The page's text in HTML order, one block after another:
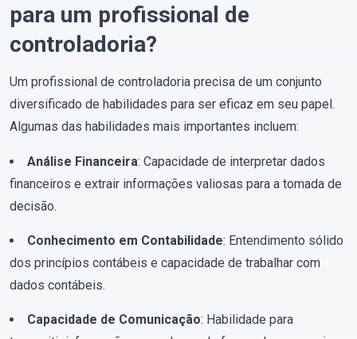
para um profissional de
controladoria?
Um profissional de controladoria precisa de um conjunto
diversificado de habilidades para ser eficaz em seu papel.
Algumas das habilidades mais importantes incluem:
Análise Financeira: Capacidade de interpretar dados
financeiros e extrair informações valiosas para a tomada de
decisão.
Conhecimento em Contabilidade: Entendimento sólido
dos princípios contábeis e capacidade de trabalhar com
dados contábeis.
Capacidade de Comunicação: Habilidade para